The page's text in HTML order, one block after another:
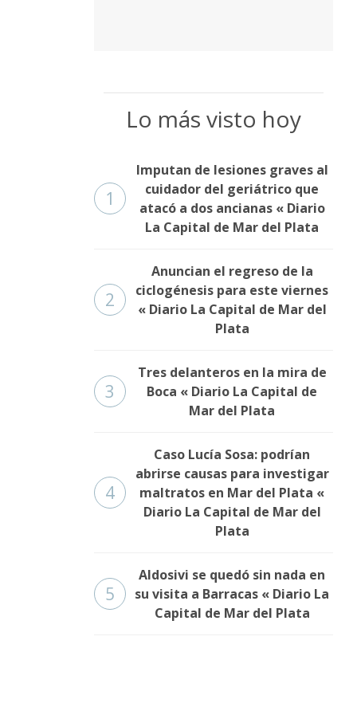
Lo más visto hoy
1
Imputan de lesiones graves al
cuidador del geriátrico que
atacó a dos ancianas « Diario
La Capital de Mar del Plata
2
Anuncian el regreso de la
ciclogénesis para este viernes
« Diario La Capital de Mar del
Plata
3
Tres delanteros en la mira de
Boca « Diario La Capital de
Mar del Plata
4
Caso Lucía Sosa: podrían
abrirse causas para investigar
maltratos en Mar del Plata «
Diario La Capital de Mar del
Plata
5
Aldosivi se quedó sin nada en
su visita a Barracas « Diario La
Capital de Mar del Plata